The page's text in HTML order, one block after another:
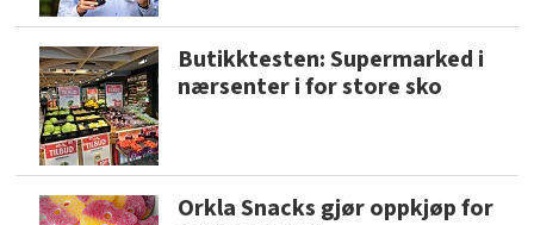
Butikktesten: Supermarked i
nærsenter i for store sko
Orkla Snacks gjør oppkjøp for